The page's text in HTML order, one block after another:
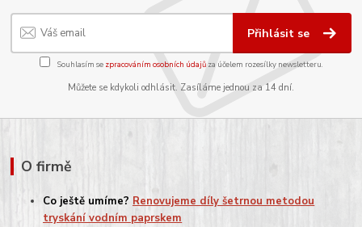
Přihlásit se
Souhlasím se zpracováním osobních údajůza účelem rozesílky newsletteru.
Můžete se kdykoli odhlásit. Zasíláme jednou za 14 dní.
O firmě
Co ještě umíme? Renovujeme díly šetrnou metodou
tryskání vodním paprskem